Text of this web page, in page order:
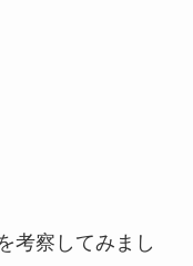
考察してみまし